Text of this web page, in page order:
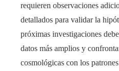
requieren observaciones
detallados para validar la
próximas investigaciones
datos más amplios y
cosmológicas con los